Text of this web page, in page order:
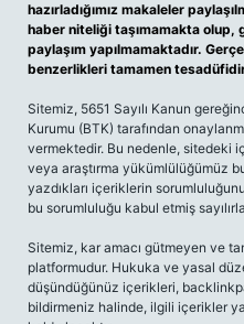
hazırladığımız makaleler
haber niteliği taşımamakta olup,
paylaşım yapılmamaktadır.
benzerlikleri tamamen
Sitemiz, 5651 Sayılı Kanun
Kurumu (BTK) tarafından
vermektedir. Bu nedenle, sitedeki
veya araştırma yükümlülüğümüz
yazdıkları içeriklerin
bu sorumluluğu kabul etmiş
Sitemiz, kar amacı gütmeyen ve
platformudur. Hukuka ve yasal
düşündüğünüz içerikleri,
bildirmeniz halinde, ilgili içerikler